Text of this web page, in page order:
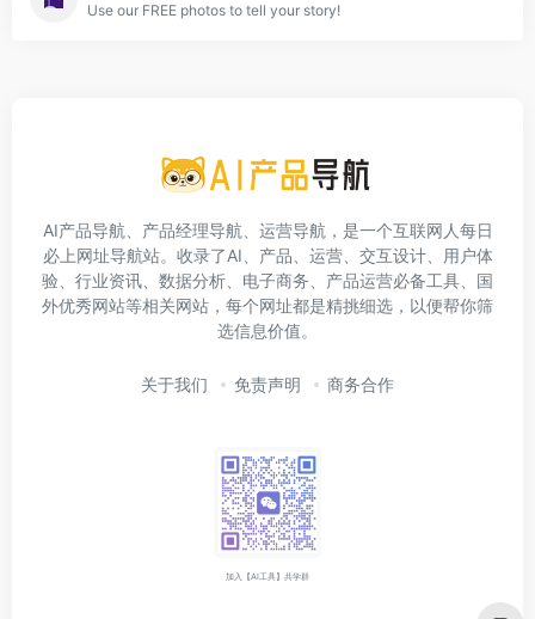
Use our FREE photos to tell your story!
AI产品导航、产品经理导航、运营导航，是一个互联网人每日
必上网址导航站。收录了AI、产品、运营、交互设计、用户体
验、行业资讯、数据分析、电子商务、产品运营必备工具、国
外优秀网站等相关网站，每个网址都是精挑细选，以便帮你筛
选信息价值。
关于我们 免责声明 商务合作
加入【AI工具】共学群